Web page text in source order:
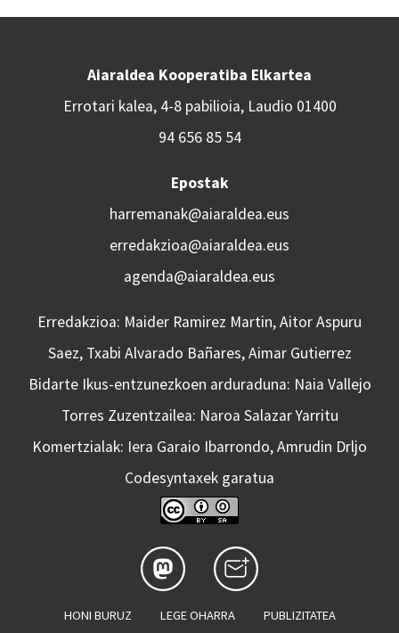
Aiaraldea Kooperatiba Elkartea
Errotari kalea, 4-8 pabilioia, Laudio 01400
94 656 85 54
Epostak
harremanak@aiaraldea.eus
erredakzioa@aiaraldea.eus
agenda@aiaraldea.eus
Erredakzioa: Maider Ramirez Martin, Aitor Aspuru
Saez, Txabi Alvarado Bañares, Aimar Gutierrez
Bidarte Ikus-entzunezkoen arduraduna: Naia Vallejo
Torres Zuzentzailea: Naroa Salazar Yarritu
Komertzialak: Iera Garaio Ibarrondo, Amrudin Drljo
Codesyntaxek garatua
HONI BURUZ LEGE OHARRA PUBLIZITATEA